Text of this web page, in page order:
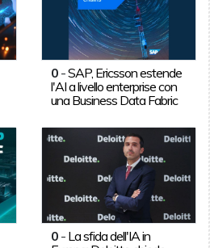
0 -SAP, Ericsson estende
l'AI a livello enterprise con
una Business Data Fabric
0 - La sfida dell'IA in